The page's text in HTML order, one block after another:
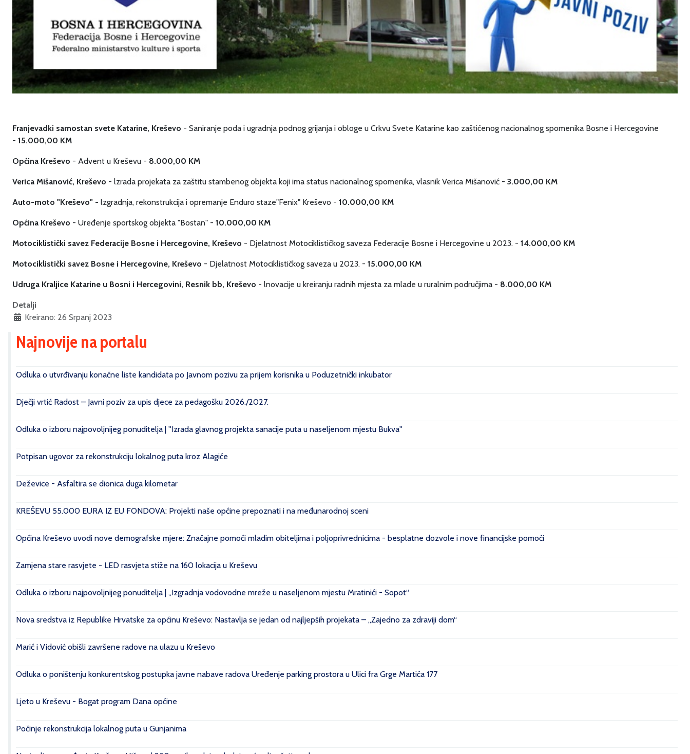
Franjevadki samostan svete Katarine, Kreševo - Saniranje poda i ugradnja podnog grijanja i obloge u Crkvu Svete Katarine kao zaštićenog nacionalnog spomenika Bosne i Hercegovine
- 15.000,00 KM
Općina Kreševo - Advent u Kreševu - 8.000,00 KM
Verica Mišanović, Kreševo - lzrada projekata za zaštitu stambenog objekta koji ima status nacionalnog spomenika, vlasnik Verica Mišanović - 3.000,00 KM
Auto-moto "Kreševo" - lzgradnja, rekonstrukcija i opremanje Enduro staze"Fenix" Kreševo - 10.000,00 KM
Općina Kreševo - Uređenje sportskog objekta "Bostan" - 10.000,00 KM
Motociklistički savez Federacije Bosne i Hercegovine, Kreševo - Djelatnost Motociklističkog saveza Federacije Bosne i Hercegovine u 2023. - 14.000,00 KM
Motociklistički savez Bosne i Hercegovine, Kreševo - Djelatnost Motociklističkog saveza u 2023. - 15.000,00 KM
Udruga Kraljice Katarine u Bosni i Hercegovini, Resnik bb, Kreševo - lnovacije u kreiranju radnih mjesta za mlade u ruralnim područjima - 8.000,00 KM
Detalji
Kreirano: 26 Srpanj 2023
Najnovije na portalu
Odluka o utvrđivanju konačne liste kandidata po Javnom pozivu za prijem korisnika u Poduzetnički inkubator
Dječji vrtić Radost – Javni poziv za upis djece za pedagošku 2026./2027.
Odluka o izboru najpovoljnijeg ponuditelja | ''Izrada glavnog projekta sanacije puta u naseljenom mjestu Bukva''
Potpisan ugovor za rekonstrukciju lokalnog puta kroz Alagiće
Deževice - Asfaltira se dionica duga kilometar
KREŠEVU 55.000 EURA IZ EU FONDOVA: Projekti naše općine prepoznati i na međunarodnoj sceni
Općina Kreševo uvodi nove demografske mjere: Značajne pomoći mladim obiteljima i poljoprivrednicima - besplatne dozvole i nove financijske pomoći
Zamjena stare rasvjete - LED rasvjeta stiže na 160 lokacija u Kreševu
Odluka o izboru najpovoljnijeg ponuditelja | „Izgradnja vodovodne mreže u naseljenom mjestu Mratinići - Sopot“
Nova sredstva iz Republike Hrvatske za općinu Kreševo: Nastavlja se jedan od najljepših projekata – „Zajedno za zdraviji dom“
Marić i Vidović obišli završene radove na ulazu u Kreševo
Odluka o poništenju konkurentskog postupka javne nabave radova Uređenje parking prostora u Ulici fra Grge Martića 177
Ljeto u Kreševu - Bogat program Dana općine
Počinje rekonstrukcija lokalnog puta u Gunjanima